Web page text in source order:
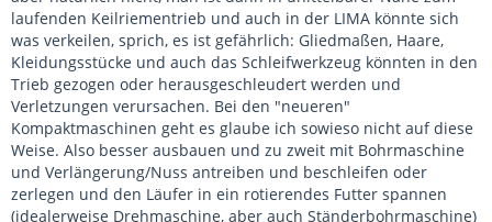
laufenden Keilriementrieb und auch in der LIMA könnte sich
was verkeilen, sprich, es ist gefährlich: Gliedmaßen, Haare,
Kleidungsstücke und auch das Schleifwerkzeug könnten in den
Trieb gezogen oder herausgeschleudert werden und
Verletzungen verursachen. Bei den "neueren"
Kompaktmaschinen geht es glaube ich sowieso nicht auf diese
Weise. Also besser ausbauen und zu zweit mit Bohrmaschine
und Verlängerung/Nuss antreiben und beschleifen oder
zerlegen und den Läufer in ein rotierendes Futter spannen
(idealerweise Drehmaschine, aber auch Ständerbohrmaschine)